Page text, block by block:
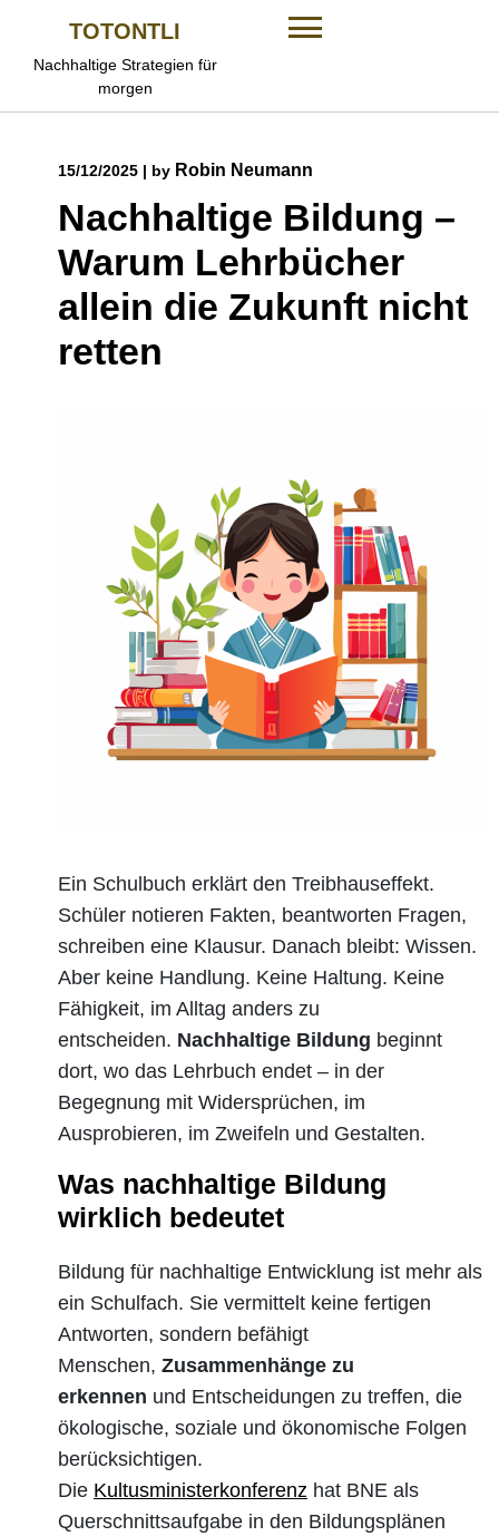
content
TOTONTLI
Nachhaltige Strategien für
morgen
15/12/2025 | by Robin Neumann
Nachhaltige Bildung –
Warum Lehrbücher
allein die Zukunft nicht
retten
Ein Schulbuch erklärt den Treibhauseffekt.
Schüler notieren Fakten, beantworten Fragen,
schreiben eine Klausur. Danach bleibt: Wissen.
Aber keine Handlung. Keine Haltung. Keine
Fähigkeit, im Alltag anders zu
entscheiden. Nachhaltige Bildung beginnt
dort, wo das Lehrbuch endet – in der
Begegnung mit Widersprüchen, im
Ausprobieren, im Zweifeln und Gestalten.
Was nachhaltige Bildung
wirklich bedeutet
Bildung für nachhaltige Entwicklung ist mehr als
ein Schulfach. Sie vermittelt keine fertigen
Antworten, sondern befähigt
Menschen, Zusammenhänge zu
erkennen und Entscheidungen zu treffen, die
ökologische, soziale und ökonomische Folgen
berücksichtigen.
Die Kultusministerkonferenz hat BNE als
Querschnittsaufgabe in den Bildungsplänen